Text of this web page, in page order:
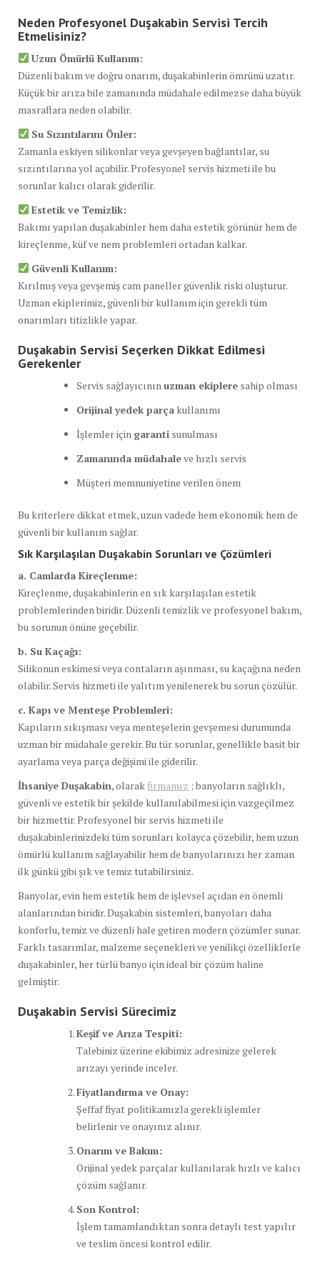
Neden Profesyonel Duşakabin Servisi Tercih
Etmelisiniz?
Uzun Ömürlü Kullanım:
Düzenli bakım ve doğru onarım, duşakabinlerin ömrünü uzatır.
Küçük bir arıza bile zamanında müdahale edilmezse daha büyük
masraflara neden olabilir.
Su Sızıntılarını Önler:
Zamanla eskiyen silikonlar veya gevşeyen bağlantılar, su
sızıntılarına yol açabilir. Profesyonel servis hizmeti ile bu
sorunlar kalıcı olarak giderilir.
Estetik ve Temizlik:
Bakımı yapılan duşakabinler hem daha estetik görünür hem de
kireçlenme, küf ve nem problemleri ortadan kalkar.
Güvenli Kullanım:
Kırılmış veya gevşemiş cam paneller güvenlik riski oluşturur.
Uzman ekiplerimiz, güvenli bir kullanım için gerekli tüm
onarımları titizlikle yapar.
Duşakabin Servisi Seçerken Dikkat Edilmesi
Gerekenler
Servis sağlayıcının uzman ekiplere sahip olması
Orijinal yedek parça kullanımı
İşlemler için garanti sunulması
Zamanında müdahaleve hızlı servis
Müşteri memnuniyetine verilen önem
Bu kriterlere dikkat etmek, uzun vadede hem ekonomik hem de
güvenli bir kullanım sağlar.
Sık Karşılaşılan Duşakabin Sorunları ve Çözümleri
a. Camlarda Kireçlenme:
Kireçlenme, duşakabinlerin en sık karşılaşılan estetik
problemlerinden biridir. Düzenli temizlik ve profesyonel bakım,
bu sorunun önüne geçebilir.
b. Su Kaçağı:
Silikonun eskimesi veya contaların aşınması, su kaçağına neden
olabilir. Servis hizmeti ile yalıtım yenilenerek bu sorun çözülür.
c. Kapı ve Menteşe Problemleri:
Kapıların sıkışması veya menteşelerin gevşemesi durumunda
uzman bir müdahale gerekir. Bu tür sorunlar, genellikle basit bir
ayarlama veya parça değişimi ile giderilir.
İhsaniye Duşakabin, olarak firmamız ; banyoların sağlıklı,
güvenli ve estetik bir şekilde kullanılabilmesi için vazgeçilmez
bir hizmettir. Profesyonel bir servis hizmeti ile
duşakabinlerinizdeki tüm sorunları kolayca çözebilir, hem uzun
ömürlü kullanım sağlayabilir hem de banyolarınızı her zaman
ilk günkü gibi şık ve temiz tutabilirsiniz.
Banyolar, evin hem estetik hem de işlevsel açıdan en önemli
alanlarından biridir. Duşakabin sistemleri, banyoları daha
konforlu, temiz ve düzenli hale getiren modern çözümler sunar.
Farklı tasarımlar, malzeme seçenekleri ve yenilikçi özelliklerle
duşakabinler, her türlü banyo için ideal bir çözüm haline
gelmiştir.
Duşakabin Servisi Sürecimiz
Keşif ve Arıza Tespiti:
Talebiniz üzerine ekibimiz adresinize gelerek
arızayı yerinde inceler.
Fiyatlandırma ve Onay:
Şeffaf fiyat politikamızla gerekli işlemler
belirlenir ve onayınız alınır.
Onarım ve Bakım:
Orijinal yedek parçalar kullanılarak hızlı ve kalıcı
çözüm sağlanır.
Son Kontrol:
İşlem tamamlandıktan sonra detaylı test yapılır
ve teslim öncesi kontrol edilir.